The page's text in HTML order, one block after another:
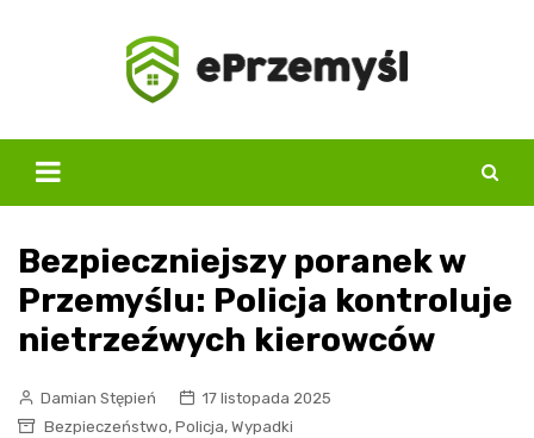
Bezpieczniejszy poranek w
Przemyślu: Policja kontroluje
nietrzeźwych kierowców
Damian Stępień
17 listopada 2025
Bezpieczeństwo, Policja, Wypadki